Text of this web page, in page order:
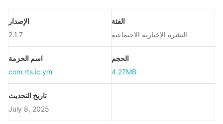
الإصدار
2.1.7
الفئة
النشرة الإخبارية الاجتماعية
اسم الحزمة
com.rts.ic.ym
الحجم
4.27MB
تاريخ التحديث
July 8, 2025